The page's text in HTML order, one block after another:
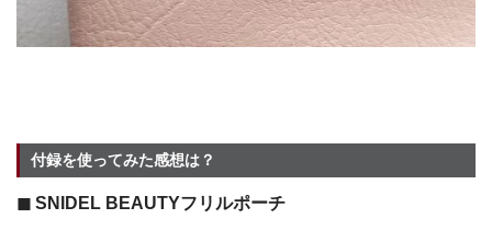
付録を使ってみた感想は？
◼︎ SNIDEL BEAUTYフリルポーチ